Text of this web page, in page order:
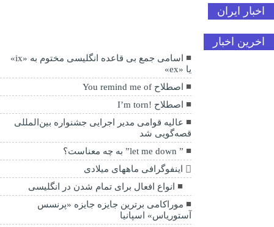
اخبار ایران
اخرین اخبار
اسامی جمع بی قاعده انگلیسی مختوم به «ix»
یا «ex»
اصطلاح You remind me of
اصطلاح !I’m torn
عالیه قوامی مدیر اجرایی جشنواره بین‌المللی
قصه‌گویی شد
” let me down” به چه معناست؟
اینفوگرافی ماههای میلادی
انواع افعال برای تمام شدن در انگلیسی
موراکامی برترین جایزه جایزه «پرنسس
آستوریاس» اسپانیا